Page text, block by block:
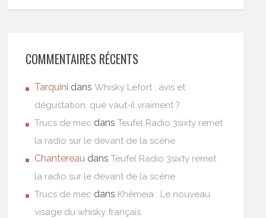
COMMENTAIRES RÉCENTS
Tarquini dansWhisky Lefort : avis et
dégustation, que vaut-il vraiment ?
Trucs de mec dansTeufel Radio 3sixty remet
la radio sur le devant de la scène
Chantereau dansTeufel Radio 3sixty remet
la radio sur le devant de la scène
Trucs de mec dans Khêmeia : Le nouveau
visage du whisky français.